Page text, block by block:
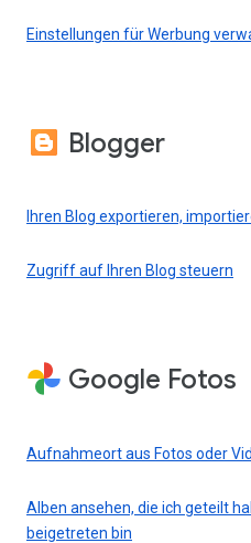
Einstellungen für Werbung
Blogger
Ihren Blog exportieren,
Zugriff auf Ihren Blog steuern
Google Fotos
Aufnahmeort aus Fotos oder
Alben ansehen, die ich geteilt
beigetreten bin